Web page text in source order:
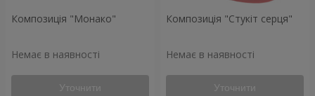
Композиція "Монако"
Немає в наявності
Уточнити
Композиція "Стукіт серця"
Немає в наявності
Уточнити